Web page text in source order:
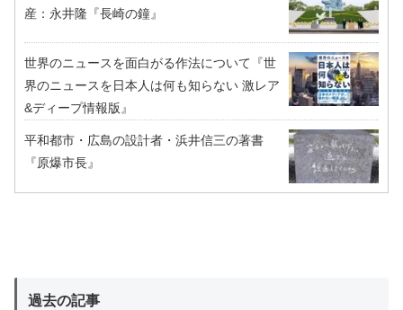
産：永井隆『長崎の鐘』
世界のニュースを面白がる作法について『世
界のニュースを日本人は何も知らない 激レア
&ディープ情報版』
平和都市・広島の設計者・浜井信三の著書
『原爆市長』
過去の記事